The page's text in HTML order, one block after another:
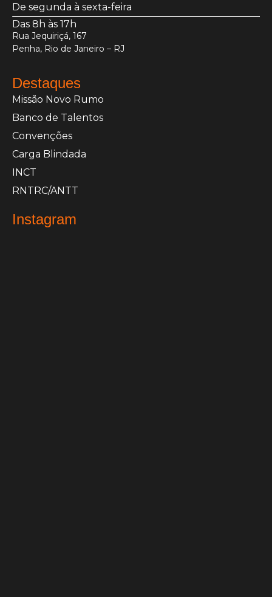
De segunda à sexta-feira
Das 8h às 17h
Rua Jequiriçá, 167
Penha, Rio de Janeiro – RJ
Destaques
Missão Novo Rumo
Banco de Talentos
Convenções
Carga Blindada
INCT
RNTRC/ANTT
Instagram